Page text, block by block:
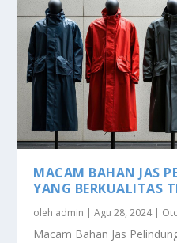
MACAM BAHAN JAS
YANG BERKUALITAS
oleh admin |Agu 28, 2024|
Macam Bahan Jas